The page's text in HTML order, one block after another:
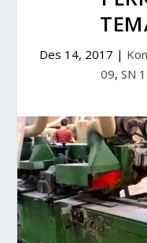
Des 14, 2017 |
09, SN